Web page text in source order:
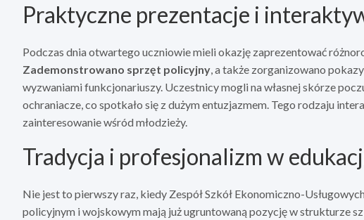
Praktyczne prezentacje i
Podczas dnia otwartego uczniowie mieli okazję zaprezentować
Zademonstrowano sprzęt policyjny, a także zorganizowano
wyzwaniami funkcjonariuszy. Uczestnicy mogli na własnej skórze
ochraniacze, co spotkało się z dużym entuzjazmem. Tego rodzaju
zainteresowanie wśród młodzieży.
Tradycja i profesjonalizm w
Nie jest to pierwszy raz, kiedy Zespół Szkół Ekonomiczno-
policyjnym i wojskowym mają już ugruntowaną pozycję w strukturze